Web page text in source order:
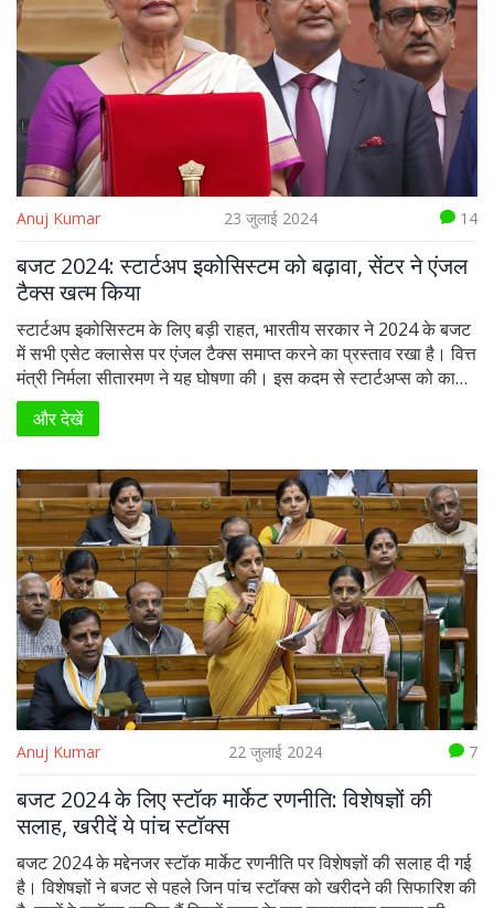
Anuj Kumar 23 जुलाई 2024 14
बजट 2024: स्टार्टअप इकोसिस्टम को बढ़ावा, सेंटर ने एंजल
टैक्स खत्म किया
स्टार्टअप इकोसिस्टम के लिए बड़ी राहत, भारतीय सरकार ने 2024 के बजट
में सभी एसेट क्लासेस पर एंजल टैक्स समाप्त करने का प्रस्ताव रखा है। वित्त
मंत्री निर्मला सीतारमण ने यह घोषणा की। इस कदम से स्टार्टअप्स को काफी
लाभ होगा, क्योंकि एंजल टैक्स की समाप्ति उद्योग की पुरानी मांग थी।
और देखें
Anuj Kumar 22 जुलाई 2024 7
बजट 2024 के लिए स्टॉक मार्केट रणनीति: विशेषज्ञों की
सलाह, खरीदें ये पांच स्टॉक्स
बजट 2024 के मद्देनजर स्टॉक मार्केट रणनीति पर विशेषज्ञों की सलाह दी गई
है। विशेषज्ञों ने बजट से पहले जिन पांच स्टॉक्स को खरीदने की सिफारिश की